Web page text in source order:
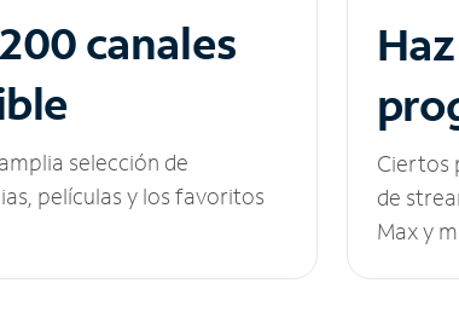
canales
selección de
películas y los favoritos
Ciertos
de
Max y